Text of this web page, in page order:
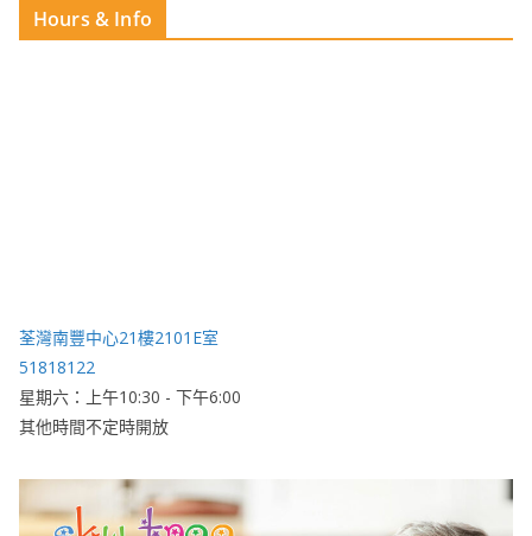
Hours & Info
荃灣南豐中心21樓2101E室
51818122
星期六：上午10:30 - 下午6:00
其他時間不定時開放